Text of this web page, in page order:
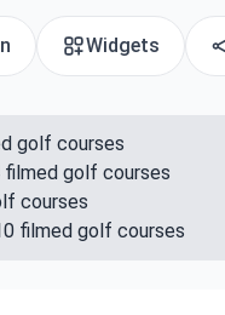
Widgets
golf courses
filmed golf courses
courses
filmed golf courses